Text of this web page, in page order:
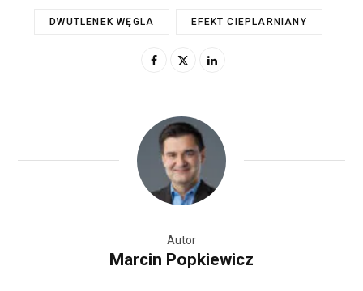
DWUTLENEK WĘGLA EFEKT CIEPLARNIANY
Autor
Marcin Popkiewicz